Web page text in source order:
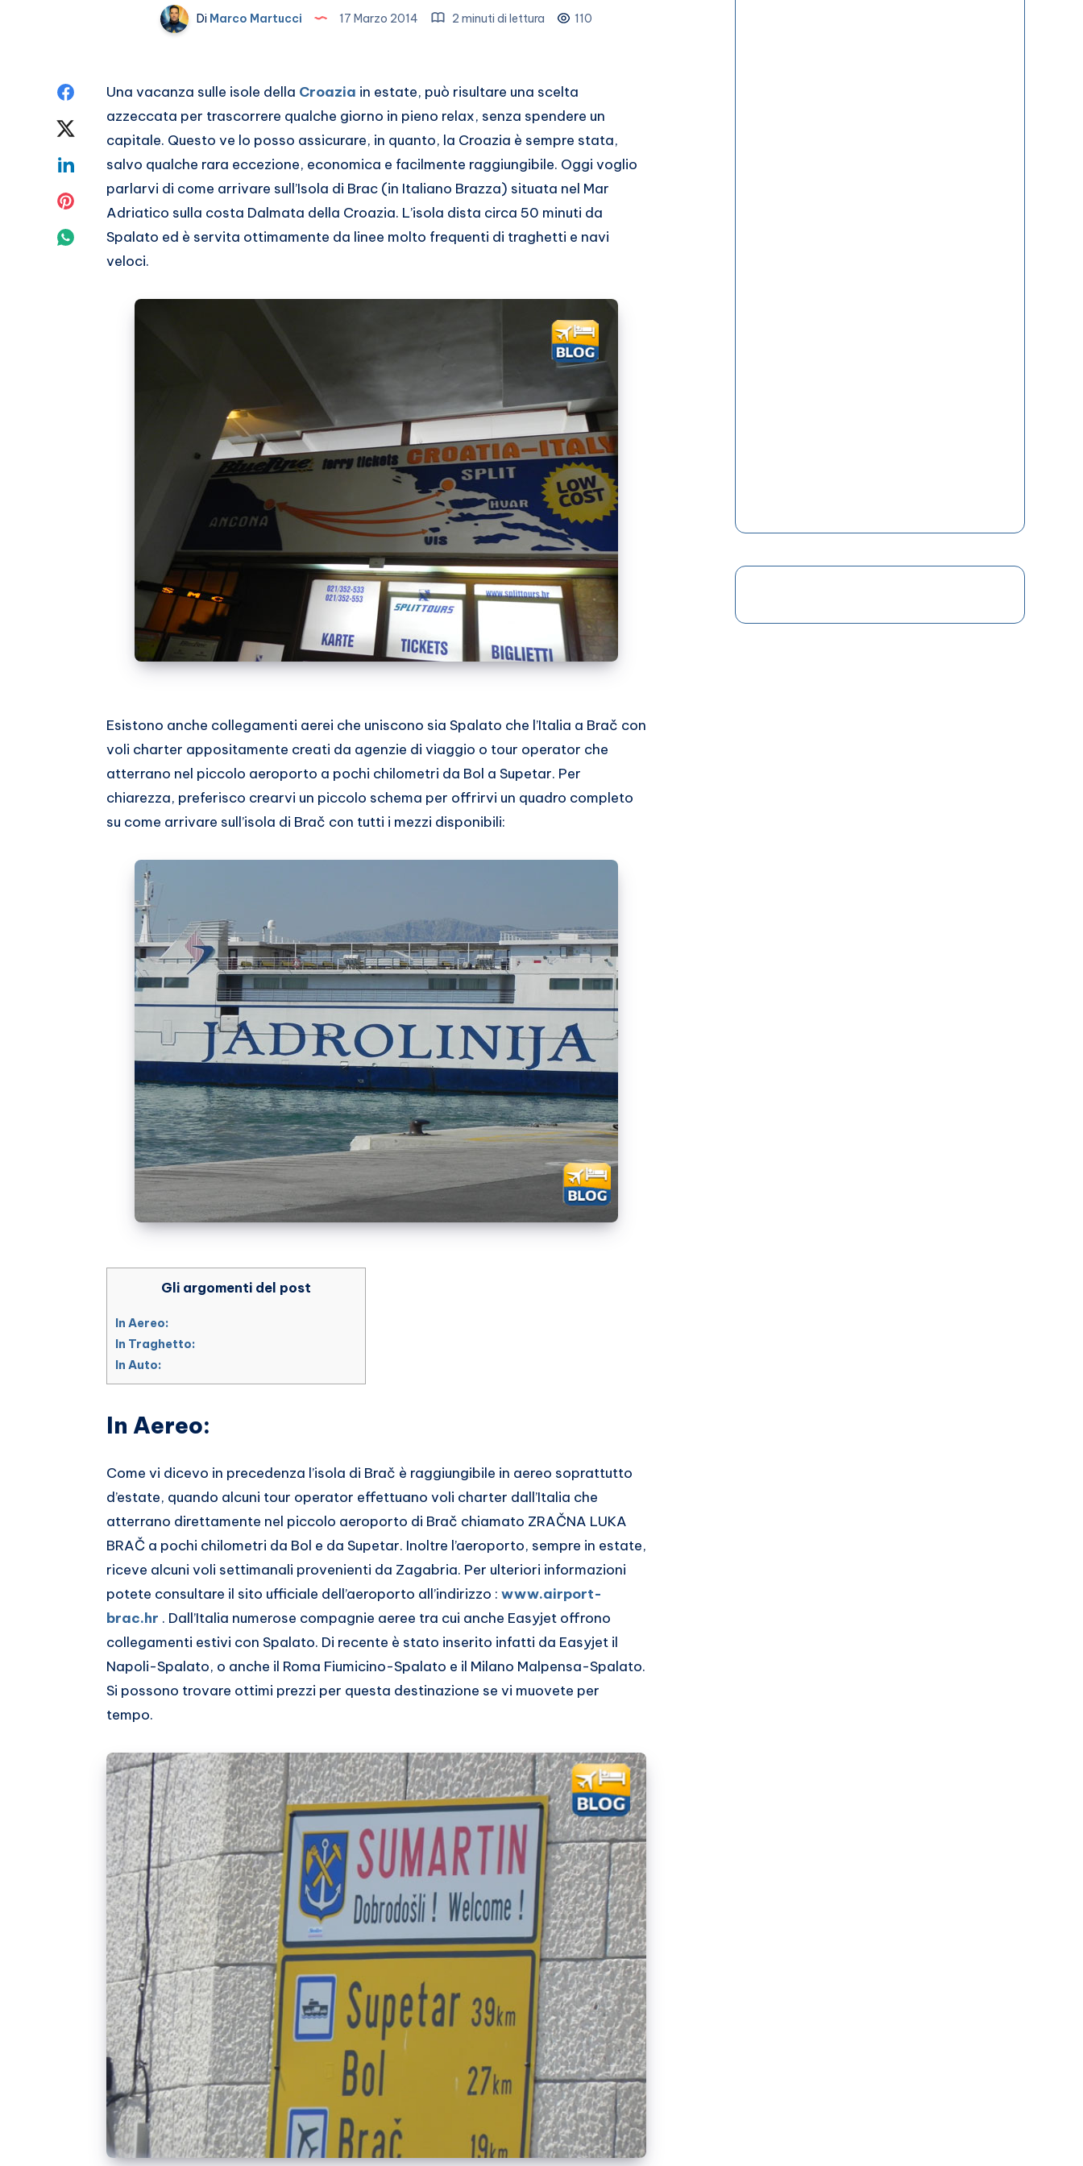
Di Marco Martucci 17 Marzo 2014 2 minuti di lettura 110
Condividi
Facebook
Twitter
Condividi
Linkedin
Condividi
Pinterest
Condividi
Whatsapp
Una vacanza sulle isole della Croazia in estate, può risultare una scelta
azzeccata per trascorrere qualche giorno in pieno relax, senza spendere un
capitale. Questo ve lo posso assicurare, in quanto, la Croazia è sempre stata,
salvo qualche rara eccezione, economica e facilmente raggiungibile. Oggi voglio
parlarvi di come arrivare sull’Isola di Brac (in Italiano Brazza) situata nel Mar
Adriatico sulla costa Dalmata della Croazia. L’isola dista circa 50 minuti da
Spalato ed è servita ottimamente da linee molto frequenti di traghetti e navi
veloci.
Esistono anche collegamenti aerei che uniscono sia Spalato che l’Italia a Brač con
voli charter appositamente creati da agenzie di viaggio o tour operator che
atterrano nel piccolo aeroporto a pochi chilometri da Bol a Supetar. Per
chiarezza, preferisco crearvi un piccolo schema per offrirvi un quadro completo
su come arrivare sull’isola di Brač con tutti i mezzi disponibili:
Gli argomenti del post
In Aereo:
In Traghetto:
In Auto:
In Aereo:
Come vi dicevo in precedenza l’isola di Brač è raggiungibile in aereo soprattutto
d’estate, quando alcuni tour operator effettuano voli charter dall’Italia che
atterrano direttamente nel piccolo aeroporto di Brač chiamato ZRAČNA LUKA
BRAČ a pochi chilometri da Bol e da Supetar. Inoltre l’aeroporto, sempre in estate,
riceve alcuni voli settimanali provenienti da Zagabria. Per ulteriori informazioni
potete consultare il sito ufficiale dell’aeroporto all’indirizzo : www.airport-
brac.hr . Dall’Italia numerose compagnie aeree tra cui anche Easyjet offrono
collegamenti estivi con Spalato. Di recente è stato inserito infatti da Easyjet il
Napoli-Spalato, o anche il Roma Fiumicino-Spalato e il Milano Malpensa-Spalato.
Si possono trovare ottimi prezzi per questa destinazione se vi muovete per
tempo.